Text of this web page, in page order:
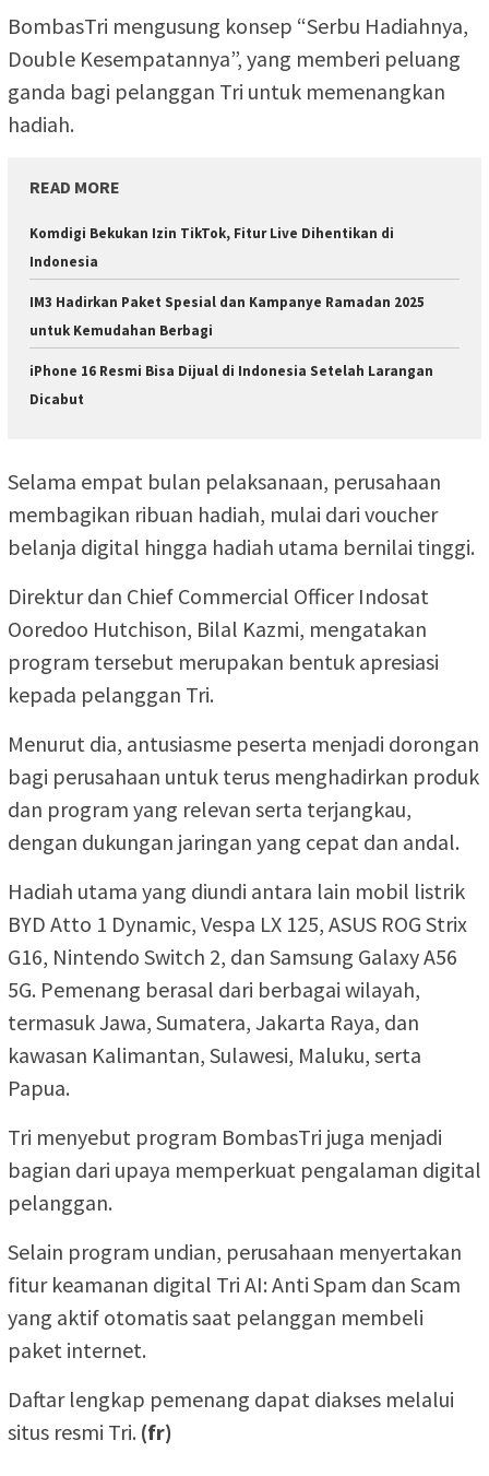
BombasTri mengusung konsep “Serbu Hadiahnya,
Double Kesempatannya”, yang memberi peluang
ganda bagi pelanggan Tri untuk memenangkan
hadiah.
READ MORE
Komdigi Bekukan Izin TikTok, Fitur Live Dihentikan di
Indonesia
IM3 Hadirkan Paket Spesial dan Kampanye Ramadan 2025
untuk Kemudahan Berbagi
iPhone 16 Resmi Bisa Dijual di Indonesia Setelah Larangan
Dicabut
Selama empat bulan pelaksanaan, perusahaan
membagikan ribuan hadiah, mulai dari voucher
belanja digital hingga hadiah utama bernilai tinggi.
Direktur dan Chief Commercial Officer Indosat
Ooredoo Hutchison, Bilal Kazmi, mengatakan
program tersebut merupakan bentuk apresiasi
kepada pelanggan Tri.
Menurut dia, antusiasme peserta menjadi dorongan
bagi perusahaan untuk terus menghadirkan produk
dan program yang relevan serta terjangkau,
dengan dukungan jaringan yang cepat dan andal.
Hadiah utama yang diundi antara lain mobil listrik
BYD Atto 1 Dynamic, Vespa LX 125, ASUS ROG Strix
G16, Nintendo Switch 2, dan Samsung Galaxy A56
5G. Pemenang berasal dari berbagai wilayah,
termasuk Jawa, Sumatera, Jakarta Raya, dan
kawasan Kalimantan, Sulawesi, Maluku, serta
Papua.
Tri menyebut program BombasTri juga menjadi
bagian dari upaya memperkuat pengalaman digital
pelanggan.
Selain program undian, perusahaan menyertakan
fitur keamanan digital Tri AI: Anti Spam dan Scam
yang aktif otomatis saat pelanggan membeli
paket internet.
Daftar lengkap pemenang dapat diakses melalui
situs resmi Tri. (fr)